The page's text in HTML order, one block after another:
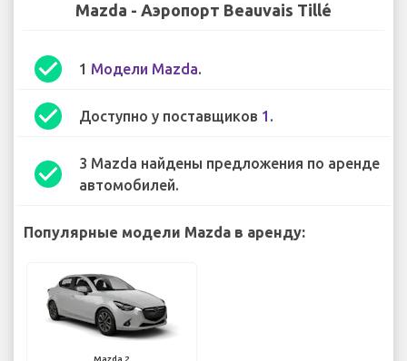
Mazda - Аэропорт Beauvais Tillé
check_circle 1 Модели Mazda.
check_circle Доступно у поставщиков 1 .
check_circle
3 Mazda найдены предложения по аренде
автомобилей.
Популярные модели Mazda в аренду:
Mazda 2